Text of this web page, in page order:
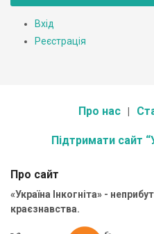
Вхід
Реєстрація
Про нас
Підтримати сайт
Про сайт
«Україна Інкогніта» -
краєзнавства.